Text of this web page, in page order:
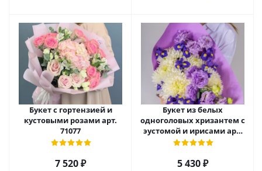
Букет с гортензией и
кустовыми розами арт.
71077
7 520₽
Букет из белых
одноголовых хризантем с
эустомой и ирисами арт.
52705
5 430₽